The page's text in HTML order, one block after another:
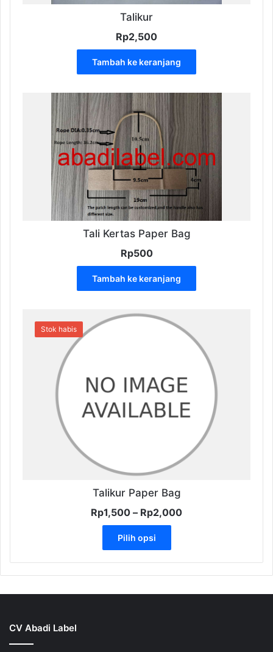
Talikur
Rp2,500
Tambah ke keranjang
Tali Kertas Paper Bag
Rp500
Tambah ke keranjang
Stok habis
Talikur Paper Bag
Rp1,500 – Rp2,000Rentang
Rp2,000
Pilih opsi
Pilihan
CV Abadi Label